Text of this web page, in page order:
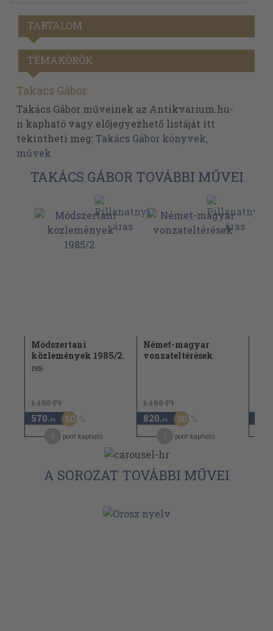
TARTALOM
TÉMAKÖRÖK
Takács Gábor
Takács Gábor műveinek az Antikvarium.hu-
n kapható vagy előjegyezhető listáját itt
tekintheti meg:Takács Gábor könyvek,
művek
TAKÁCS GÁBOR TOVÁBBI MŰVEI
Módszertani
közlemények 1985/2.
1985
1.150 Ft
570 ,-Ft 50
pont kapható
Német-magyar
vonzateltérések
1.180 Ft
820 ,-Ft 30
pont kapható
A SOROZAT TOVÁBBI MŰVEI